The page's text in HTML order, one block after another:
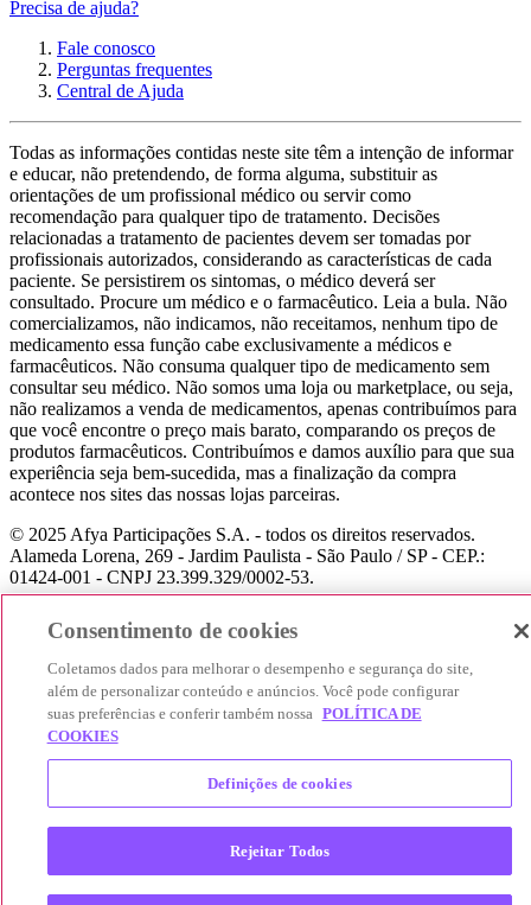
Precisa de ajuda?
Fale conosco
Perguntas frequentes
Central de Ajuda
Todas as informações contidas neste site têm a intenção de informar
e educar, não pretendendo, de forma alguma, substituir as
orientações de um profissional médico ou servir como
recomendação para qualquer tipo de tratamento. Decisões
relacionadas a tratamento de pacientes devem ser tomadas por
profissionais autorizados, considerando as características de cada
paciente. Se persistirem os sintomas, o médico deverá ser
consultado. Procure um médico e o farmacêutico. Leia a bula. Não
comercializamos, não indicamos, não receitamos, nenhum tipo de
medicamento essa função cabe exclusivamente a médicos e
farmacêuticos. Não consuma qualquer tipo de medicamento sem
consultar seu médico. Não somos uma loja ou marketplace, ou seja,
não realizamos a venda de medicamentos, apenas contribuímos para
que você encontre o preço mais barato, comparando os preços de
produtos farmacêuticos. Contribuímos e damos auxílio para que sua
experiência seja bem-sucedida, mas a finalização da compra
acontece nos sites das nossas lojas parceiras.
© 2025 Afya Participações S.A. - todos os direitos reservados.
Alameda Lorena, 269 - Jardim Paulista - São Paulo / SP - CEP.:
01424-001 - CNPJ 23.399.329/0002-53.
Consentimento de cookies
Coletamos dados para melhorar o desempenho e segurança do site,
além de personalizar conteúdo e anúncios. Você pode configurar
suas preferências e conferir também nossa POLÍTICA DE
COOKIES
Definições de cookies
Rejeitar Todos